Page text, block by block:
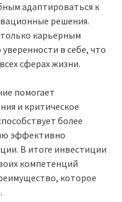
адаптироваться к
решения.
карьерным
в себе, что
сферах жизни.
помогает
и критическое
более
эффективно
В итоге инвестиции
компетенций
которое